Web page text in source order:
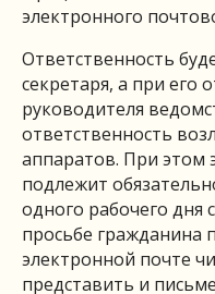
электронного
Ответственность
секретаря, а при его
руководителя
ответственность
аппаратов. При этом
подлежит
одного рабочего дня
просьбе гражданина
электронной почте
представить и